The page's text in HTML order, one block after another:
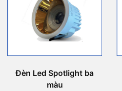
Đèn Led Spotlight ba
màu